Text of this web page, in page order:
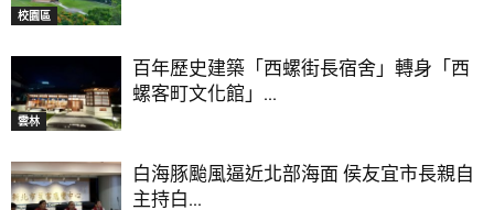
校園區
雲林
百年歷史建築「西螺街長宿舍」轉身「西
螺客町文化館」...
白海豚颱風逼近北部海面 侯友宜市長親自
主持白...